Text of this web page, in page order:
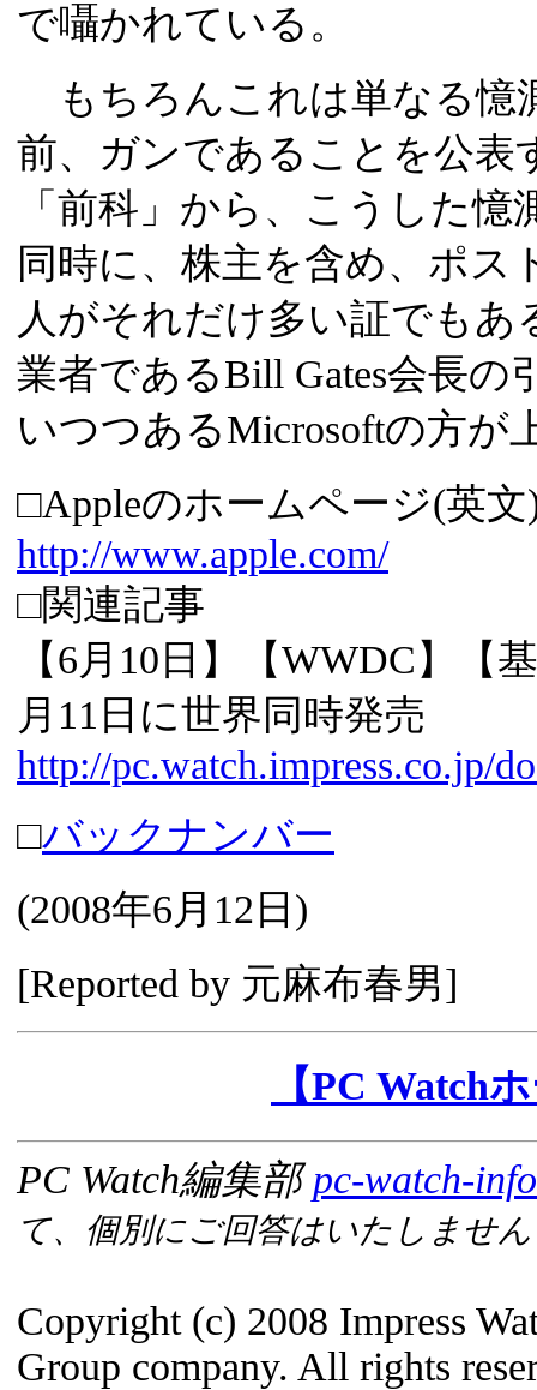
で囁かれている。
もちろんこれは単なる憶
前、ガンであることを公表
「前科」から、こうした
同時に、株主を含め、ポス
人がそれだけ多い証でも
業者であるBill Gates会長
いつつあるMicrosoftの方が
□Appleのホームページ(英文
http://www.apple.com/
□関連記事
【6月10日】【WWDC】【
月11日に世界同時発売
http://pc.watch.impress.co.jp/
□バックナンバー
(2008年6月12日 )
[Reported by 元麻布春男]
【PC Watch
PC Watch編集部pc-watch-
て、個別にご回答はいたしません
Copyright (c) 2008 Impress
Group company. All rights